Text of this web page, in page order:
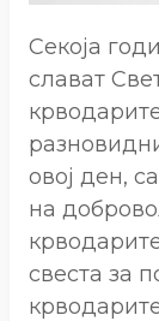
Секоја
слават
овој ден,
на
свеста за